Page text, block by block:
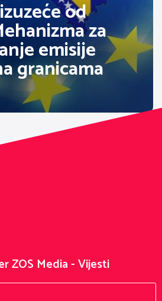
od
za
emisije
granicama
ZOS Media - Vijesti